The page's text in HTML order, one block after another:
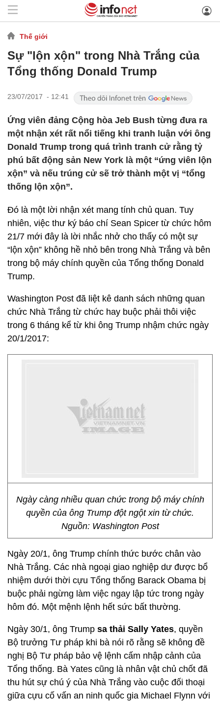
Thế giới
Sự "lộn xộn" trong Nhà Trắng của
Tổng thống Donald Trump
23/07/2017 - 12:41
Ứng viên đảng Cộng hòa Jeb Bush từng đưa ra
một nhận xét rất nổi tiếng khi tranh luận với ông
Donald Trump trong quá trình tranh cử rằng tỷ
phú bất động sản New York là một “ứng viên lộn
xộn” và nếu trúng cử sẽ trở thành một vị “tổng
thống lộn xộn”.
Đó là một lời nhận xét mang tính chủ quan. Tuy
nhiên, việc thư ký báo chí Sean Spicer từ chức hôm
21/7 mới đây là lời nhắc nhở cho thấy có một sự
“lộn xộn” không hề nhỏ bên trong Nhà Trắng và bên
trong bộ máy chính quyền của Tổng thống Donald
Trump.
Washington Post đã liệt kê danh sách những quan
chức Nhà Trắng từ chức hay buộc phải thôi việc
trong 6 tháng kể từ khi ông Trump nhậm chức ngày
20/1/2017:
Ngày càng nhiều quan chức trong bộ máy chính
quyền của ông Trump đột ngột xin từ chức.
Nguồn: Washington Post
Ngày 20/1, ông Trump chính thức bước chân vào
Nhà Trắng. Các nhà ngoại giao nghiệp dư được bổ
nhiệm dưới thời cựu Tổng thống Barack Obama bị
buộc phải ngừng làm việc ngay lập tức trong ngày
hôm đó. Một mệnh lệnh hết sức bất thường.
Ngày 30/1, ông Trump sa thải Sally Yates, quyền
Bộ trưởng Tư pháp khi bà nói rõ rằng sẽ không đề
nghị Bộ Tư pháp bảo vệ lệnh cấm nhập cảnh của
Tổng thống. Bà Yates cũng là nhân vật chủ chốt đã
thu hút sự chú ý của Nhà Trắng vào cuộc đối thoại
giữa cựu cố vấn an ninh quốc gia Michael Flynn với